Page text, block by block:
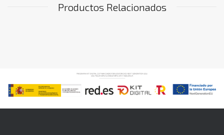
Productos Relacionados